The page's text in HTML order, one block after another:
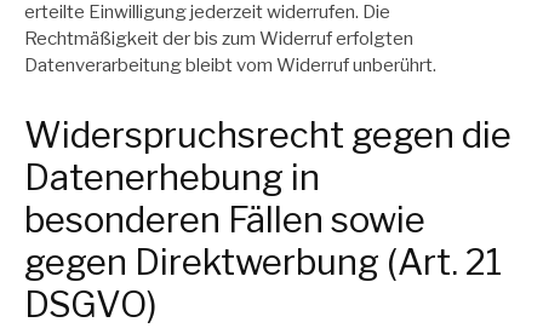
erteilte Einwilligung jederzeit widerrufen. Die
Rechtmäßigkeit der bis zum Widerruf erfolgten
Datenverarbeitung bleibt vom Widerruf unberührt.
Widerspruchsrecht gegen die
Datenerhebung in
besonderen Fällen sowie
gegen Direktwerbung (Art. 21
DSGVO)